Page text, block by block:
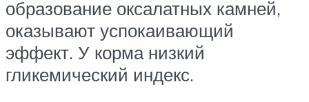
образование оксалатных камней,
оказывают успокаивающий
эффект. У корма низкий
гликемический индекс.